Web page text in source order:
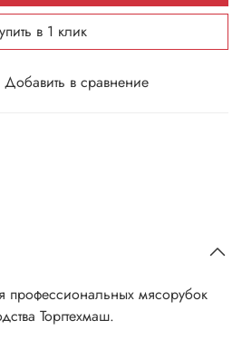
Добавить в сравнение
в 1 клик
мясорубок
Торгтехмаш.